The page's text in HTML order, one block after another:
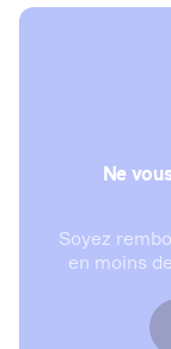
Ne
Soyez
en moins